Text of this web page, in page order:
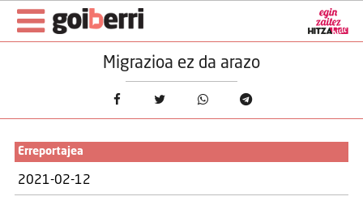
Migrazioa ez da arazo
Erreportajea
2021-02-12